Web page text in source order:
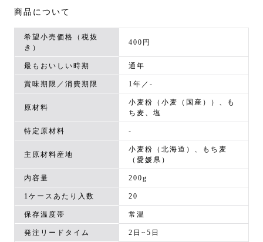
商品について
希望小売価格（税抜
き）
400円
最もおいしい時期 通年
賞味期限／消費期限 1年／-
原材料
小麦粉（小麦（国産））、も
ち麦、塩
特定原材料 -
主原材料産地
小麦粉（北海道）、もち麦
（愛媛県）
内容量 200g
1ケースあたり入数 20
保存温度帯 常温
発注リードタイム 2日~5日